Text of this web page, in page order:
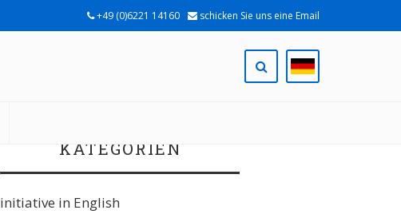
+49 (0)6221 14160 schicken Sie uns eine Email
KATEGORIEN
initiative in English